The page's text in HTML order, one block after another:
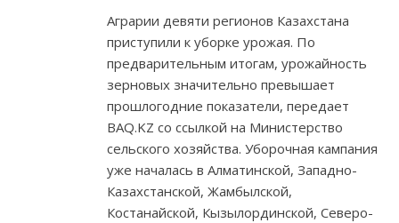
Аграрии девяти регионов Казахстана
приступили к уборке урожая. По
предварительным итогам, урожайность
зерновых значительно превышает
прошлогодние показатели, передает
BAQ.KZ со ссылкой на Министерство
сельского хозяйства. Уборочная кампания
уже началась в Алматинской, Западно-
Казахстанской, Жамбылской,
Костанайской, Кызылординской, Северо-